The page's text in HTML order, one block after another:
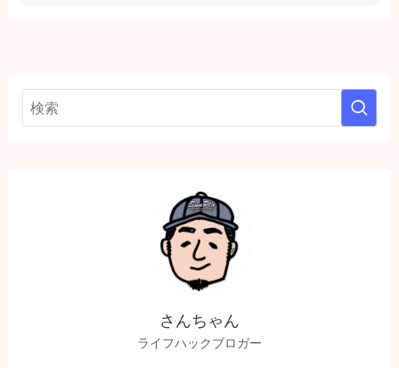
さんちゃん
ライフハックブロガー